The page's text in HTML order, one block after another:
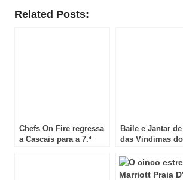
Related Posts:
Chefs On Fire regressa
a Cascais para a 7.ª
Baile e Jantar
das Vindimas
realizam-se na
São José do